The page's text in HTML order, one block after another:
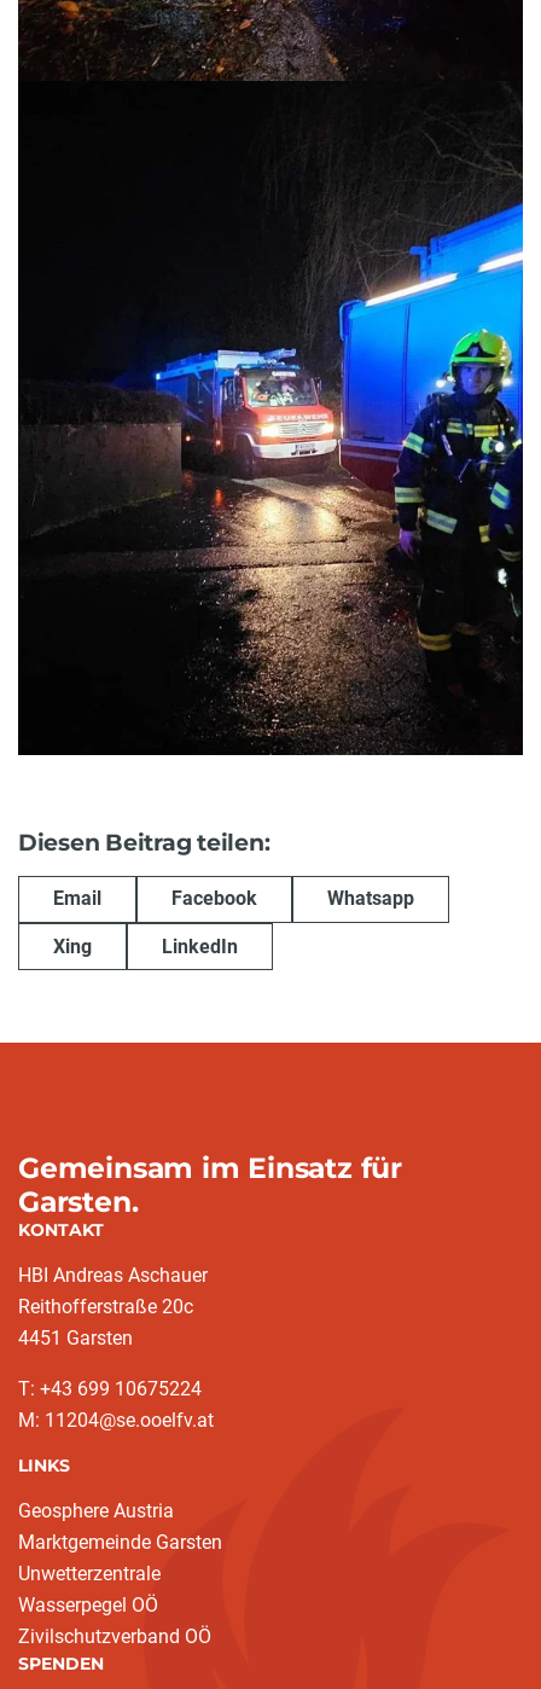
Diesen Beitrag teilen:
Email Facebook Whatsapp
Xing LinkedIn
Gemeinsam im Einsatz für
Garsten.
KONTAKT
HBI Andreas Aschauer
Reithofferstraße 20c
4451 Garsten
T: ‭+43 699 10675224‬
M: 11204@se.ooelfv.at
LINKS
Geosphere Austria
Marktgemeinde Garsten
Unwetterzentrale
Wasserpegel OÖ
Zivilschutzverband OÖ
SPENDEN